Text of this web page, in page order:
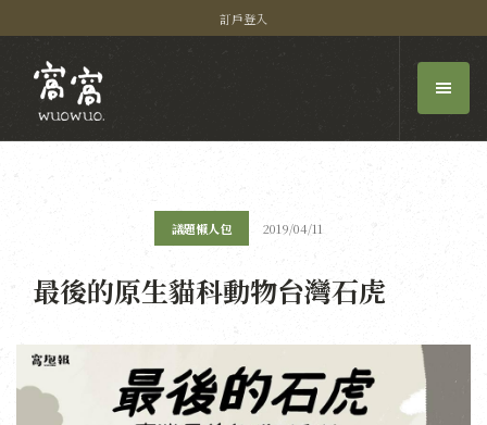
訂戶登入
議題懶人包 2019/04/11
最後的原生貓科動物台灣石虎